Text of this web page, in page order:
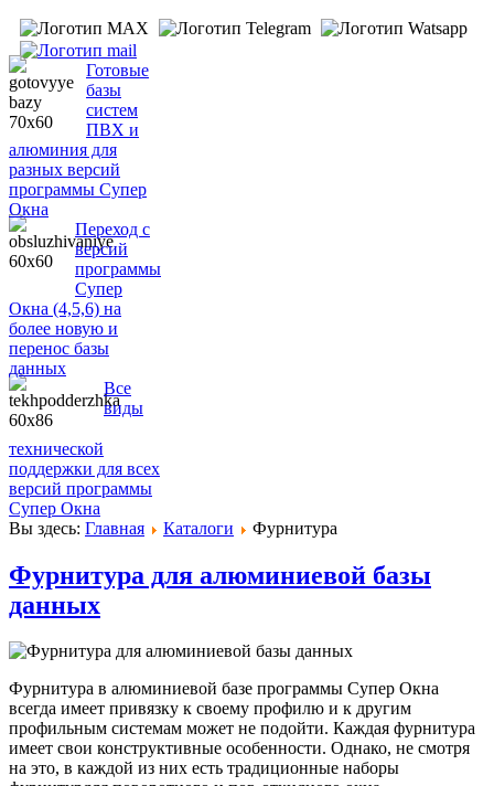
Готовые
базы
систем
ПВХ и
алюминия для
разных версий
программы Супер
Окна
Переход с
версий
программы
Супер
Окна (4,5,6) на
более новую и
перенос базы
данных
Все
виды
технической
поддержки для всех
версий программы
Супер Окна
Вы здесь: Главная Каталоги Фурнитура
Фурнитура для алюминиевой базы
данных
Фурнитура в алюминиевой базе программы Супер Окна
всегда имеет привязку к своему профилю и к другим
профильным системам может не подойти. Каждая фурнитура
имеет свои конструктивные особенности. Однако, не смотря
на это, в каждой из них есть традиционные наборы